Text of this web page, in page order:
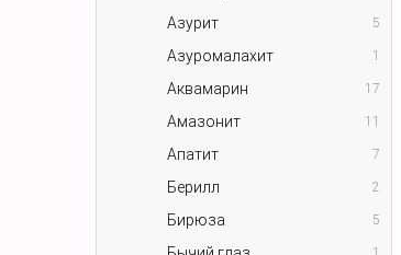
Азурит 5
Азуромалахит 1
Аквамарин 17
Амазонит 11
Апатит 7
Берилл 2
Бирюза 5